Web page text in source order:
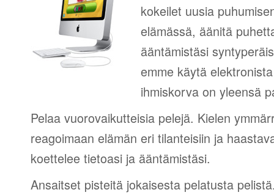
kokeilet uusia
elämässä, äänitä
ääntämistäsi
emme käytä
ihmiskorva on yleensä
Pelaa vuorovaikutteisia pelejä. Kielen
reagoimaan elämän eri tilanteisiin ja
koettelee tietoasi ja ääntämistäsi.
Ansaitset pisteitä jokaisesta pelatusta